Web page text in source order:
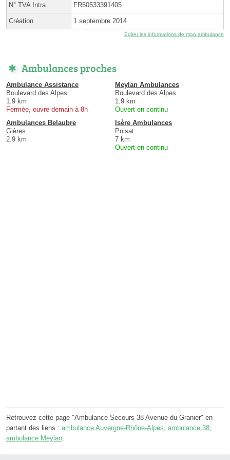
N° TVA Intra. FR50533391405
Création 1 septembre 2014
Éditer les informations de mon ambulance
Ambulances proches
Ambulance Assistance
Boulevard des Alpes
1.9 km
Fermée, ouvre demain à 8h
Meylan Ambulances
Boulevard des Alpes
1.9 km
Ouvert en continu
Ambulances Belaubre
Gières
2.9 km
Isère Ambulances
Poisat
7 km
Ouvert en continu
Retrouvez cette page "Ambulance Secours 38 Avenue du Granier" en
partant des liens : ambulance Auvergne-Rhône-Alpes ambulance 38
ambulance Meylan